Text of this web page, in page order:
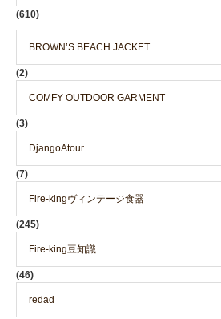
(610)
BROWN’S BEACH JACKET
(2)
COMFY OUTDOOR GARMENT
(3)
DjangoAtour
(7)
Fire-kingヴィンテージ食器
(245)
Fire-king豆知識
(46)
redad